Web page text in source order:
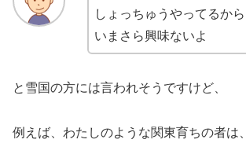
しょっちゅうやってるから
いまさら興味ないよ
と雪国の方には言われそうですけど、
例えば、わたしのような関東育ちの者は、